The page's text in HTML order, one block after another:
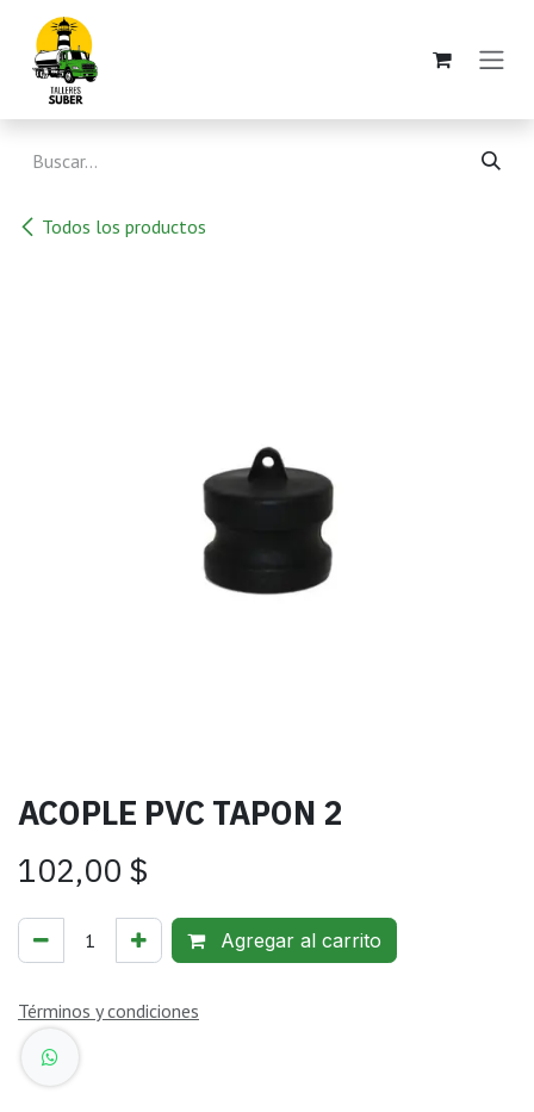
Ir al contenido
Todos los productos
ACOPLE PVC TAPON 2
102,00 $
Agregar al carrito
Términos y condiciones